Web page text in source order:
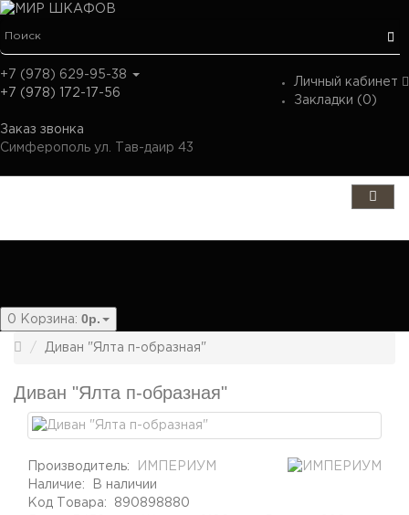
Личный кабинет
Закладки (0)
+7 (978) 629-95-38
+7 (978) 172-17-56
Заказ звонка
Симферополь ул. Тав-даир 43
0 Корзина: 0р.
Диван "Ялта п-образная"
Диван "Ялта п-образная"
Производитель:
ИМПЕРИУМ
Наличие:
В наличии
Код Товара:
890898880